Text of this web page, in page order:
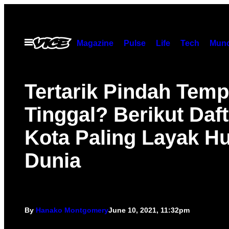
contentOpen
Menu
Magazine Pulse Life Tech
Tertarik Pindah
Tinggal? Berikut
Kota Paling Layak
Dunia
By Hanako MontgomeryJune 10, 2021, 11:32pm